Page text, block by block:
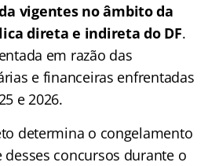
vigentes no âmbito da
direta e indireta do DF.
em razão das
e financeiras enfrentadas
e 2026.
determina o congelamento
concursos durante o